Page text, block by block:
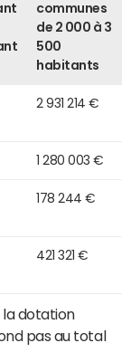
communes
de 2 000 à 3
500
habitants
2 931 214 €
1 280 003 €
178 244 €
421 321 €
la dotation
pas au total